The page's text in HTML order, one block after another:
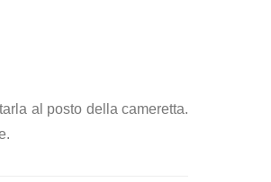
al posto della cameretta.